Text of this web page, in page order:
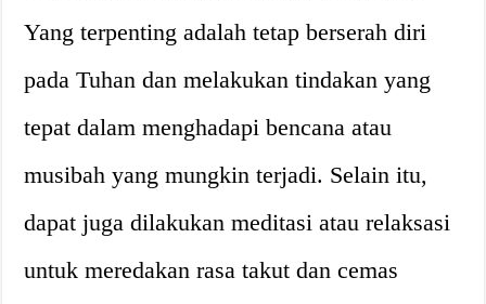
Yang terpenting adalah tetap berserah diri
pada Tuhan dan melakukan tindakan yang
tepat dalam menghadapi bencana atau
musibah yang mungkin terjadi. Selain itu,
dapat juga dilakukan meditasi atau relaksasi
untuk meredakan rasa takut dan cemas